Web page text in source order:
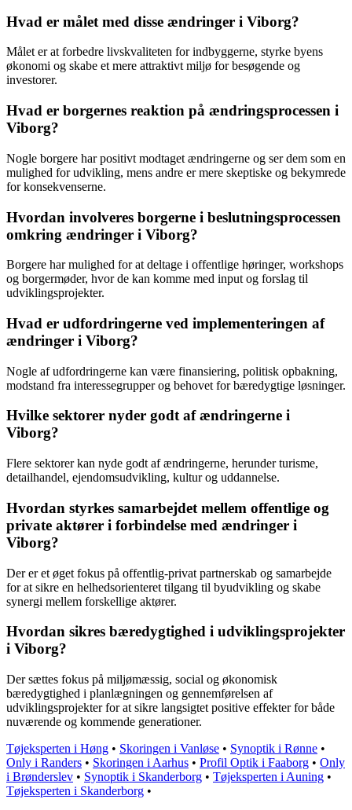
Hvad er målet med disse ændringer i Viborg?
Målet er at forbedre livskvaliteten for indbyggerne, styrke byens
økonomi og skabe et mere attraktivt miljø for besøgende og
investorer.
Hvad er borgernes reaktion på ændringsprocessen i
Viborg?
Nogle borgere har positivt modtaget ændringerne og ser dem som en
mulighed for udvikling, mens andre er mere skeptiske og bekymrede
for konsekvenserne.
Hvordan involveres borgerne i beslutningsprocessen
omkring ændringer i Viborg?
Borgere har mulighed for at deltage i offentlige høringer, workshops
og borgermøder, hvor de kan komme med input og forslag til
udviklingsprojekter.
Hvad er udfordringerne ved implementeringen af
ændringer i Viborg?
Nogle af udfordringerne kan være finansiering, politisk opbakning,
modstand fra interessegrupper og behovet for bæredygtige løsninger.
Hvilke sektorer nyder godt af ændringerne i
Viborg?
Flere sektorer kan nyde godt af ændringerne, herunder turisme,
detailhandel, ejendomsudvikling, kultur og uddannelse.
Hvordan styrkes samarbejdet mellem offentlige og
private aktører i forbindelse med ændringer i
Viborg?
Der er et øget fokus på offentlig-privat partnerskab og samarbejde
for at sikre en helhedsorienteret tilgang til byudvikling og skabe
synergi mellem forskellige aktører.
Hvordan sikres bæredygtighed i udviklingsprojekter
i Viborg?
Der sættes fokus på miljømæssig, social og økonomisk
bæredygtighed i planlægningen og gennemførelsen af
udviklingsprojekter for at sikre langsigtet positive effekter for både
nuværende og kommende generationer.
Tøjeksperten i Høng • Skoringen i Vanløse • Synoptik i Rønne •
Only i Randers • Skoringen i Aarhus • Profil Optik i Faaborg • Only
i Brønderslev • Synoptik i Skanderborg • Tøjeksperten i Auning •
Tøjeksperten i Skanderborg •